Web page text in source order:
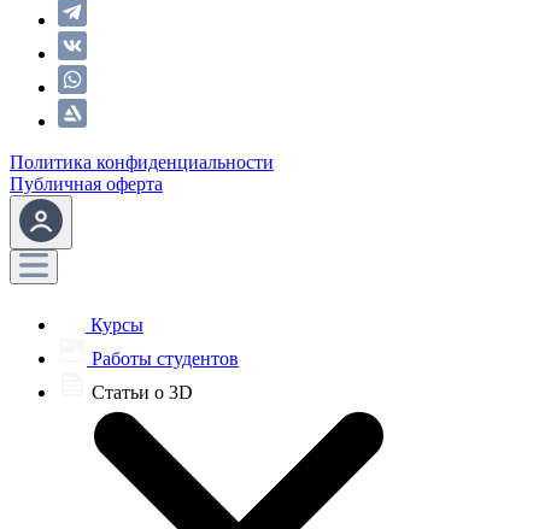
Политика конфиденциальности
Публичная оферта
Курсы
Работы студентов
Статьи о 3D